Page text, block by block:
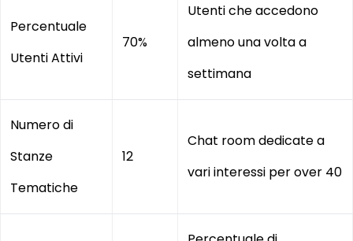
Percentuale
Utenti Attivi
70%
Utenti che accedono
almeno una volta a
settimana
Numero di
Stanze
Tematiche
12
Chat room dedicate a
vari interessi per over 40